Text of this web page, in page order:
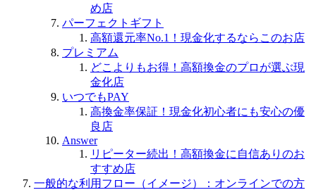
め店
パーフェクトギフト
高額還元率No.1！現金化するならこのお店
プレミアム
どこよりもお得！高額換金のプロが選ぶ現
金化店
いつでもPAY
高換金率保証！現金化初心者にも安心の優
良店
Answer
リピーター続出！高額換金に自信ありのお
すすめ店
一般的な利用フロー（イメージ）：オンラインでの方